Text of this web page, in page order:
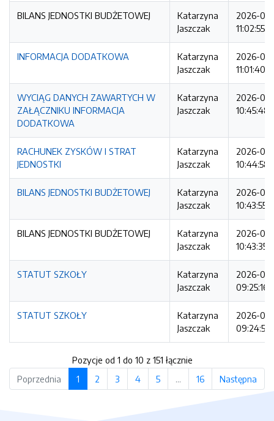
BILANS JEDNOSTKI BUDŻETOWEJ
Katarzyna
Jaszczak
2026-
11:02:55
INFORMACJA DODATKOWA
Katarzyna
Jaszczak
2026-
11:01:40
WYCIĄG DANYCH ZAWARTYCH W
ZAŁĄCZNIKU INFORMACJA
DODATKOWA
Katarzyna
Jaszczak
2026-
10:45:48
RACHUNEK ZYSKÓW I STRAT
JEDNOSTKI
Katarzyna
Jaszczak
2026-
10:44:58
BILANS JEDNOSTKI BUDŻETOWEJ
Katarzyna
Jaszczak
2026-
10:43:55
BILANS JEDNOSTKI BUDŻETOWEJ
Katarzyna
Jaszczak
2026-
10:43:35
STATUT SZKOŁY
Katarzyna
Jaszczak
2026-03-
09:25:16
STATUT SZKOŁY
Katarzyna
Jaszczak
2026-03-
09:24:59
Pozycje od 1 do 10 z 151 łącznie
Poprzednia
1 2 3 4 5 … 16 Następna